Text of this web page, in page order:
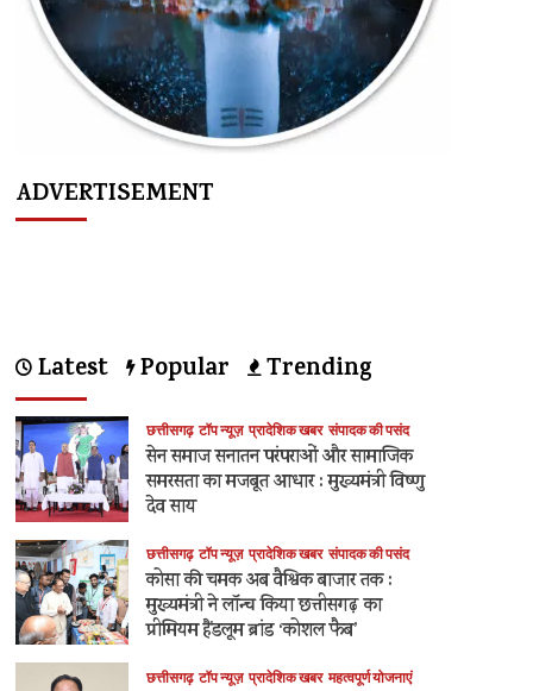
ADVERTISEMENT
Latest Popular Trending
छत्तीसगढ़ टॉप न्यूज़ प्रादेशिक खबर संपादक की पसंद
सेन समाज सनातन परंपराओं और सामाजिक
समरसता का मजबूत आधार : मुख्यमंत्री विष्णु
देव साय
छत्तीसगढ़ टॉप न्यूज़ प्रादेशिक खबर संपादक की पसंद
कोसा की चमक अब वैश्विक बाजार तक :
मुख्यमंत्री ने लॉन्च किया छत्तीसगढ़ का
प्रीमियम हैंडलूम ब्रांड ‘कोशल फैब’
छत्तीसगढ़ टॉप न्यूज़ प्रादेशिक खबर महत्वपूर्ण योजनाएं